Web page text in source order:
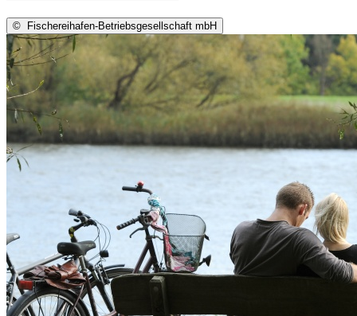
© Fischereihafen-Betriebsgesellschaft mbH